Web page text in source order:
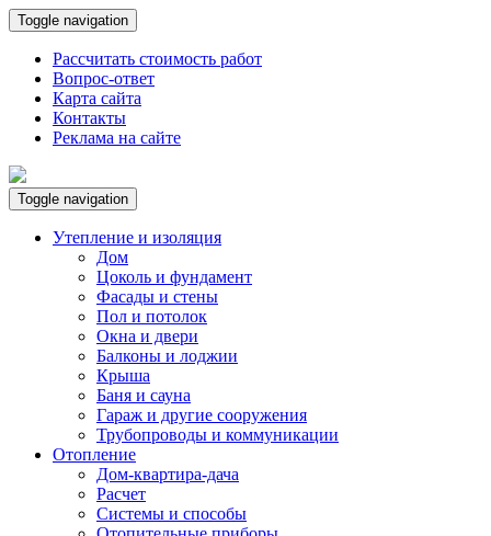
Toggle navigation
Рассчитать стоимость работ
Вопрос-ответ
Карта сайта
Контакты
Реклама на сайте
Toggle navigation
Утепление и изоляция
Дом
Цоколь и фундамент
Фасады и стены
Пол и потолок
Окна и двери
Балконы и лоджии
Крыша
Баня и сауна
Гараж и другие сооружения
Трубопроводы и коммуникации
Отопление
Дом-квартира-дача
Расчет
Системы и способы